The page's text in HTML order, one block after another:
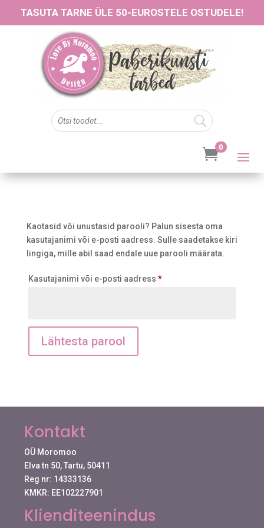
TASUTA TARNE ÜLE 50-EUROSTELE OSTUDELE!
0
Kaotasid või unustasid parooli? Palun sisesta oma
kasutajanimi või e-posti aadress. Sulle saadetakse kiri
lingiga, mille abil saad endale uue parooli määrata.
Kasutajanimi või e-posti aadress *Nõutud
Lähtesta parool
Kontakt
OÜ Moromoo
Elva tn 50, Tartu, 50411
Reg nr: 14333136
KMKR: EE102227901
Klienditeenindus